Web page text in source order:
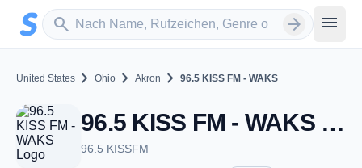
Zum Hauptinhalt springen
search
Sender suchen arrow_forward menu
United States chevron_right Ohio chevron_right Akron chevron_right 96.5 KISS FM - WAKS
96.5 KISS FM - WAKS - FM 96.5 - Akron, OH
96.5 KISSFM